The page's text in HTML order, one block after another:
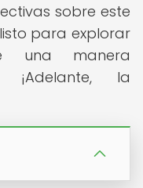
sobre este
para explorar
una manera
¡Adelante, la